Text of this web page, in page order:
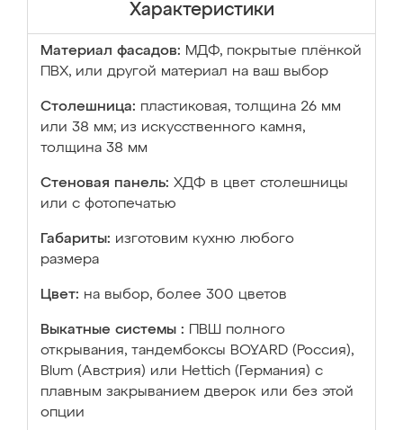
Характеристики
Материал фасадов: МДФ, покрытые плёнкой
ПВХ, или другой материал на ваш выбор
Столешница: пластиковая, толщина 26 мм
или 38 мм; из искусственного камня,
толщина 38 мм
Стеновая панель: ХДФ в цвет столешницы
или с фотопечатью
Габариты: изготовим кухню любого
размера
Цвет: на выбор, более 300 цветов
Выкатные системы :
ПВШ полного
открывания, тандембоксы BOYARD (Россия),
Blum (Австрия) или Hettich (Германия) с
плавным закрыванием дверок или без этой
опции